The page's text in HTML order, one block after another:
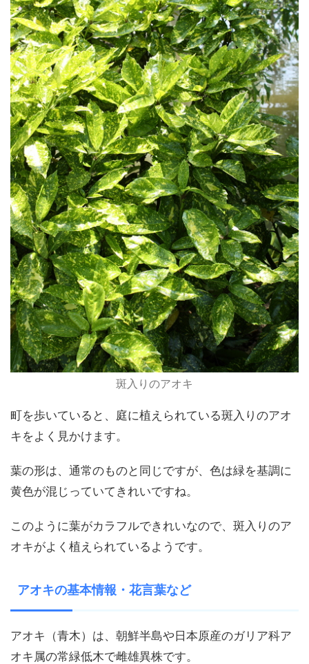
斑入りのアオキ
町を歩いていると、庭に植えられている斑入りのアオ
キをよく見かけます。
葉の形は、通常のものと同じですが、色は緑を基調に
黄色が混じっていてきれいですね。
このように葉がカラフルできれいなので、斑入りのア
オキがよく植えられているようです。
アオキの基本情報・花言葉など
アオキ（青木）は、朝鮮半島や日本原産のガリア科ア
オキ属の常緑低木で雌雄異株です。